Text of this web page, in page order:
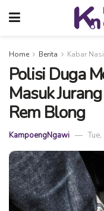
Home Berita Kabar
Polisi Duga
Masuk
Rem Blong
KampoengNgawi